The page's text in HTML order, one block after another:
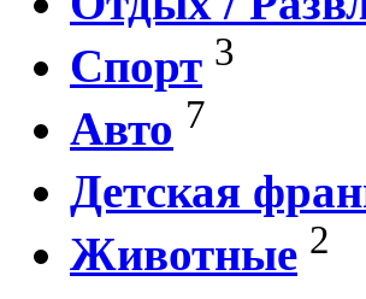
Спорт 3
Авто 7
Детская
Животные 2